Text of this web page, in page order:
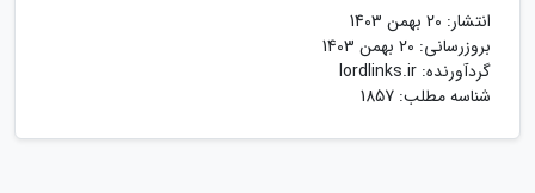
انتشار: 20 بهمن 1403
بروزرسانی: 20 بهمن 1403
گردآورنده: lordlinks.ir
شناسه مطلب: 1857